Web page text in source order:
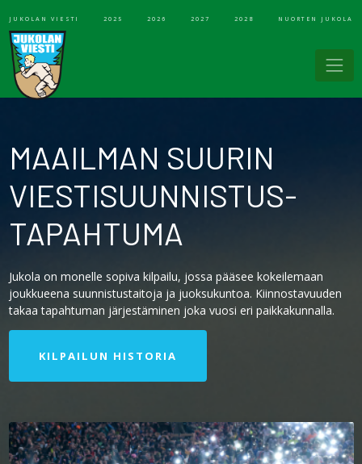
JUKOLAN VIESTI 2025 2026 2027 2028 NUORTEN JUKOLA
MAAILMAN SUURIN
VIESTISUUNNISTUS-
TAPAHTUMA
Jukola on monelle sopiva kilpailu, jossa pääsee kokeilemaan
joukkueena suunnistustaitoja ja juoksukuntoa. Kiinnostavuuden
takaa tapahtuman järjestäminen joka vuosi eri paikkakunnalla.
KILPAILUN HISTORIA